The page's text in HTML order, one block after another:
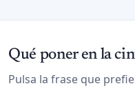
Qué poner en la
Pulsa la frase que